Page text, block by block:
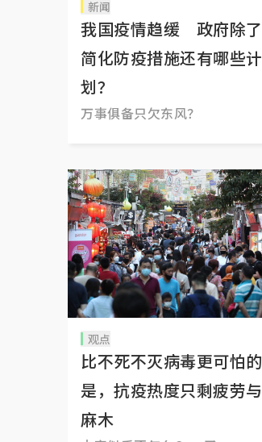
新闻
我国疫情趋缓 政府除了
简化防疫措施还有哪些计
划？
万事俱备只欠东风？
观点
比不死不灭病毒更可怕的
是，抗疫热度只剩疲劳与
麻木